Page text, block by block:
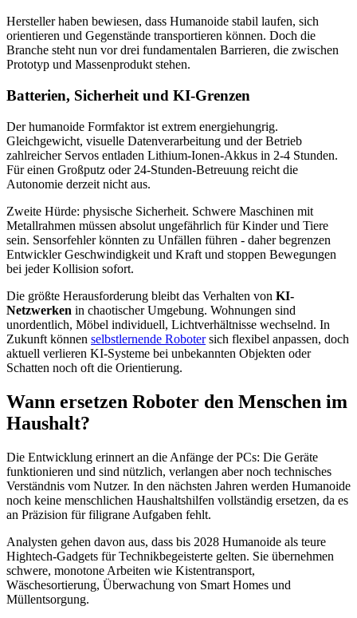
Hersteller haben bewiesen, dass Humanoide stabil laufen, sich
orientieren und Gegenstände transportieren können. Doch die
Branche steht nun vor drei fundamentalen Barrieren, die zwischen
Prototyp und Massenprodukt stehen.
Batterien, Sicherheit und KI-Grenzen
Der humanoide Formfaktor ist extrem energiehungrig.
Gleichgewicht, visuelle Datenverarbeitung und der Betrieb
zahlreicher Servos entladen Lithium-Ionen-Akkus in 2-4 Stunden.
Für einen Großputz oder 24-Stunden-Betreuung reicht die
Autonomie derzeit nicht aus.
Zweite Hürde: physische Sicherheit. Schwere Maschinen mit
Metallrahmen müssen absolut ungefährlich für Kinder und Tiere
sein. Sensorfehler könnten zu Unfällen führen - daher begrenzen
Entwickler Geschwindigkeit und Kraft und stoppen Bewegungen
bei jeder Kollision sofort.
Die größte Herausforderung bleibt das Verhalten von KI-
Netzwerken in chaotischer Umgebung. Wohnungen sind
unordentlich, Möbel individuell, Lichtverhältnisse wechselnd. In
Zukunft können selbstlernende Robotersich flexibel anpassen, doch
aktuell verlieren KI-Systeme bei unbekannten Objekten oder
Schatten noch oft die Orientierung.
Wann ersetzen Roboter den Menschen im
Haushalt?
Die Entwicklung erinnert an die Anfänge der PCs: Die Geräte
funktionieren und sind nützlich, verlangen aber noch technisches
Verständnis vom Nutzer. In den nächsten Jahren werden Humanoide
noch keine menschlichen Haushaltshilfen vollständig ersetzen, da es
an Präzision für filigrane Aufgaben fehlt.
Analysten gehen davon aus, dass bis 2028 Humanoide als teure
Hightech-Gadgets für Technikbegeisterte gelten. Sie übernehmen
schwere, monotone Arbeiten wie Kistentransport,
Wäschesortierung, Überwachung von Smart Homes und
Müllentsorgung.